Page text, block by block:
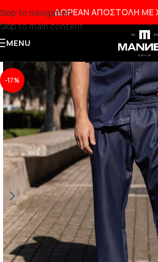
Skip to navigation
Skip to main content
ΔΩΡΕΑΝ ΑΠΟΣΤΟΛΗ ΜΕ
MENU
-17%